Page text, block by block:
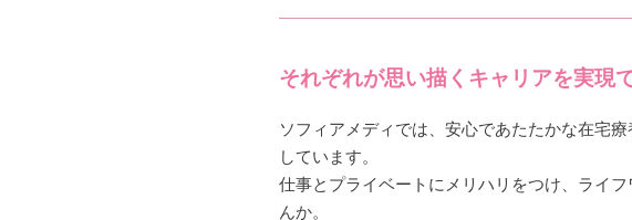
それぞれが思い描くキャリアを実現
ソフィアメディでは、安心であたたかな在宅
しています。
仕事とプライベートにメリハリをつけ、ライ
んか。